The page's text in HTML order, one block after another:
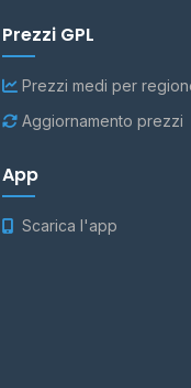
Prezzi GPL
Prezzi medi per
Aggiornamento prezzi
App
Scarica l'app